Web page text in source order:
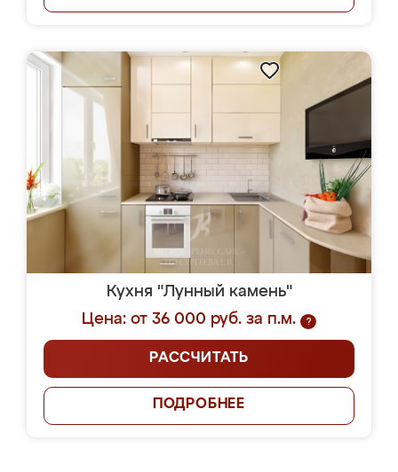
Кухня "Лунный камень"
Цена: от 36 000 руб. за п.м.
?
РАССЧИТАТЬ
ПОДРОБНЕЕ